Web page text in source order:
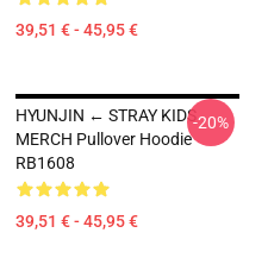
39,51 € - 45,95 €
HYUNJIN ← STRAY KIDS
MERCH Pullover Hoodie
RB1608
39,51 € - 45,95 €
-20%